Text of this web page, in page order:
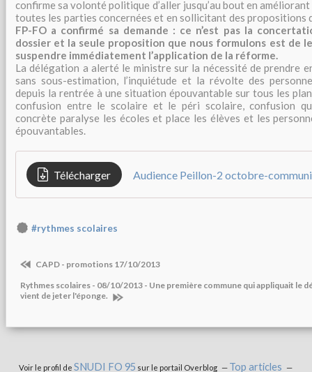
confirme sa volonté politique d’aller jusqu’au bout en
toutes les parties concernées et en sollicitant des propositions
FP-FO a confirmé sa demande : ce n’est pas la
dossier et la seule proposition que nous formulons est de
suspendre immédiatement l’application de la réforme.
La délégation a alerté le ministre sur la nécessité de prendre
sans sous-estimation, l’inquiétude et la révolte des
depuis la rentrée à une situation épouvantable sur tous les
confusion entre le scolaire et le péri scolaire, confusion
concrète paralyse les écoles et place les élèves et les
épouvantables.
Télécharger Audience Peillon-2 octobre-
#rythmes scolaires
CAPD - promotions 17/10/2013
Rythmes scolaires - 08/10/2013 - Une première commune qui appliquait le
vient de jeter l'éponge.
Voir le profil deSNUDI FO 95 sur le portail Overblog
Top articles